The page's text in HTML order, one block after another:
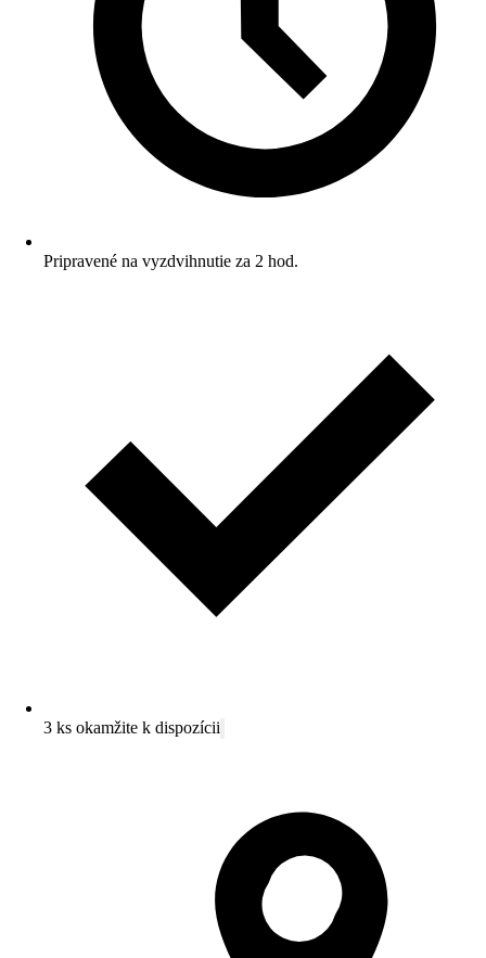
Pripravené na vyzdvihnutie za 2 hod.
3 ks okamžite k dispozícii